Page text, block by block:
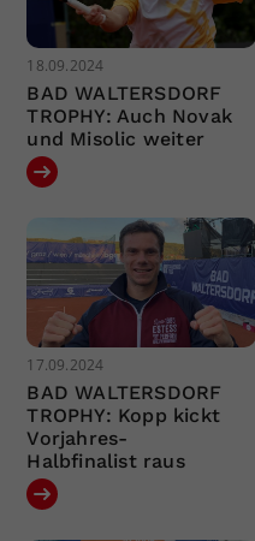
18.09.2024
BAD WALTERSDORF
TROPHY: Auch Novak
und Misolic weiter
17.09.2024
BAD WALTERSDORF
TROPHY: Kopp kickt
Vorjahres-
Halbfinalist raus